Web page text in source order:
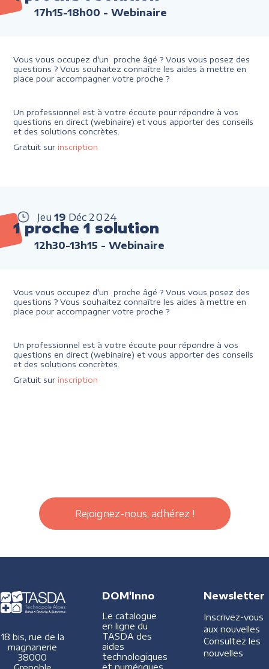
17h15-18h00 - Webinaire
Vous vous occupez d'un proche âgé ? Vous vous posez des
questions ? Vous souhaitez connaître les aides à mettre en
place pour accompagner votre proche ?
Un professionnel est à votre écoute pour répondre à vos
questions en direct (webinaire) et vous apporter des conseils
et des solutions concrètes.
Gratuit sur inscription
Jeu 19 Déc 2024
1 proche 1 solution
12h30-13h15 - Webinaire
Vous vous occupez d'un proche âgé ? Vous vous posez des
questions ? Vous souhaitez connaître les aides à mettre en
place pour accompagner votre proche ?
Un professionnel est à votre écoute pour répondre à vos
questions en direct (webinaire) et vous apporter des conseils
et des solutions concrètes.
Gratuit sur inscription
Rejoignez-nous, adhérez !
18 bis, rue de la
magnanerie
38000
DOM'Inno
Le catalogue
en ligne du
TASDA des
aides
technologiques
Newsletter
Inscrivez-vous
aux nouvelles
Consultez les
nouvelles